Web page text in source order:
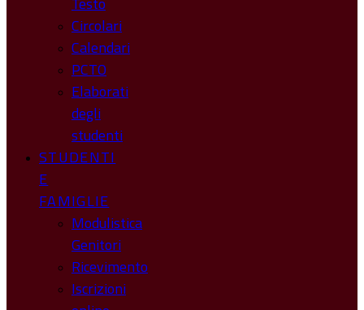
Circolari
Calendari
PCTO
Elaborati
degli
studenti
STUDENTI
E
FAMIGLIE
Modulistica
Genitori
Ricevimento
Iscrizioni